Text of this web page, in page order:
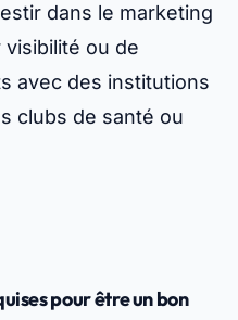
dans le marketing
ou de
avec des institutions
clubs de santé ou
pour être un bon